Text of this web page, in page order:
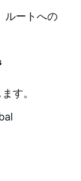
ルートへの
す。